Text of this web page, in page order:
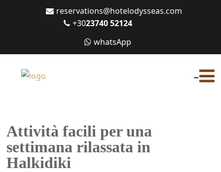
reservations@hotelodysseas.com
+3023740 52124
whatsApp
-
Attività facili per una
settimana rilassata in
Halkidiki